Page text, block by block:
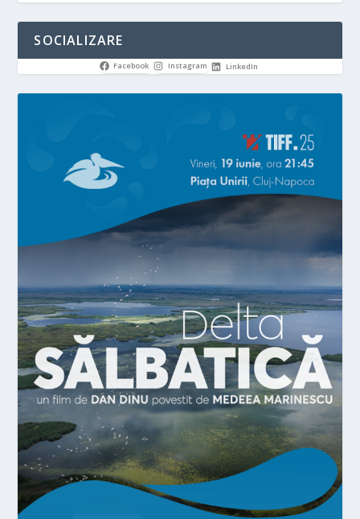
SOCIALIZARE
Facebook Instagram LinkedIn